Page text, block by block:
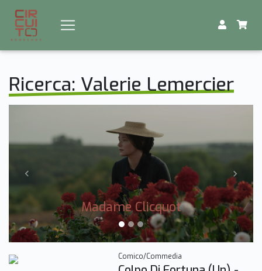
Ricerca: Valerie Lemercier
Madame Clicquot
Previous Next
Comico/Commedia